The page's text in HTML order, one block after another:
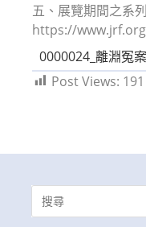
五、展覽期間之系
https://
0000024_離淵冤
Post Views: 191
Search
for: